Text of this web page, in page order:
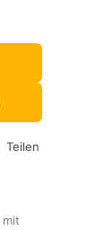
Teilen